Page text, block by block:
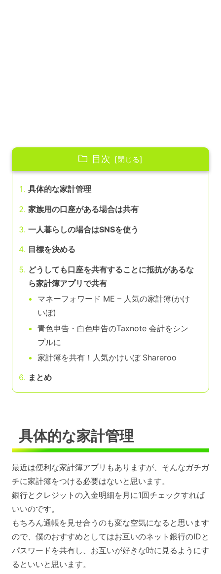
目次
具体的な家計管理
家族用の口座がある場合は共有
一人暮らしの場合はSNSを使う
目標を決める
どうしても口座を共有することに抵抗があるな
ら家計簿アプリで共有
マネーフォワード ME – 人気の家計簿(かけ
いぼ)
青色申告・白色申告のTaxnote 会計をシン
プルに
家計簿を共有！人気かけいぼ Shareroo
まとめ
具体的な家計管理
最近は便利な家計簿アプリもありますが、そんなガチガ
チに家計簿をつける必要はないと思います。
銀行とクレジットの入金明細を月に1回チェックすれば
いいのです。
もちろん通帳を見せ合うのも変な空気になると思います
ので、僕のおすすめとしてはお互いのネット銀行のIDと
パスワードを共有し、お互いが好きな時に見るようにす
るといいと思います。